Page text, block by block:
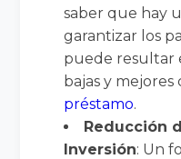
saber que hay
garantizar los
puede resultar
bajas y mejores
préstamo.
Reducción
Inversión: Un